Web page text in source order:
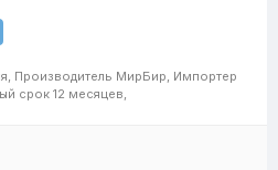
Производитель МирБир, Импортер
срок 12 месяцев,